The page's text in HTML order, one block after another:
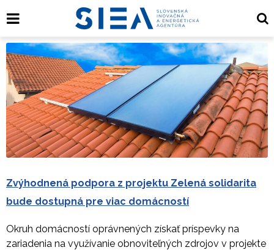
Zvýhodnená podpora z projektu Zelená solidarita
bude dostupná pre viac domácností
Okruh domácností oprávnených získať príspevky na
zariadenia na využívanie obnoviteľných zdrojov v projekte